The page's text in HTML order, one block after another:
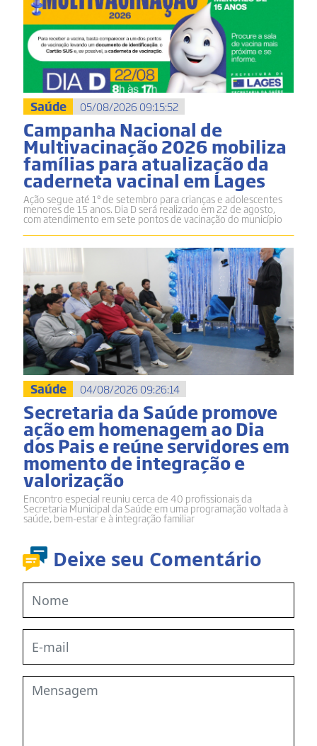
Deixe seu Comentário
Saúde 05/08/2026 09:15:52
Campanha Nacional de
Multivacinação 2026 mobiliza
famílias para atualização da
caderneta vacinal em Lages
Ação segue até 1º de setembro para crianças e adolescentes
menores de 15 anos. Dia D será realizado em 22 de agosto,
com atendimento em sete pontos de vacinação do município
Saúde 04/08/2026 09:26:14
Secretaria da Saúde promove
ação em homenagem ao Dia
dos Pais e reúne servidores em
momento de integração e
valorização
Encontro especial reuniu cerca de 40 profissionais da
Secretaria Municipal da Saúde em uma programação voltada à
saúde, bem-estar e à integração familiar